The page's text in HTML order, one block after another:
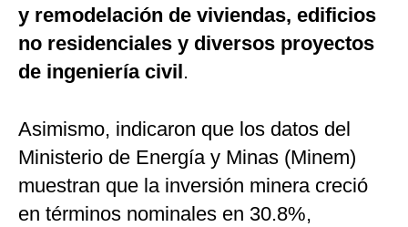
y remodelación de viviendas, edificios
no residenciales y diversos proyectos
de ingeniería civil.
Asimismo, indicaron que los datos del
Ministerio de Energía y Minas (Minem)
muestran que la inversión minera creció
en términos nominales en 30.8%,